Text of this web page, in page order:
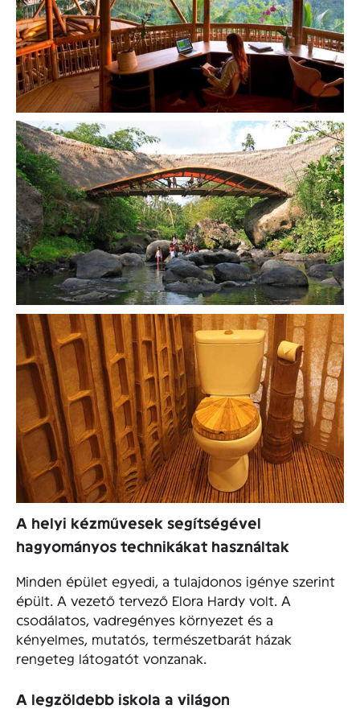
A helyi kézművesek segítségével
hagyományos technikákat használtak
Minden épület egyedi, a tulajdonos igénye szerint
épült. A vezető tervező Elora Hardy volt. A
csodálatos, vadregényes környezet és a
kényelmes, mutatós, természetbarát házak
rengeteg látogatót vonzanak.
A legzöldebb iskola a világon